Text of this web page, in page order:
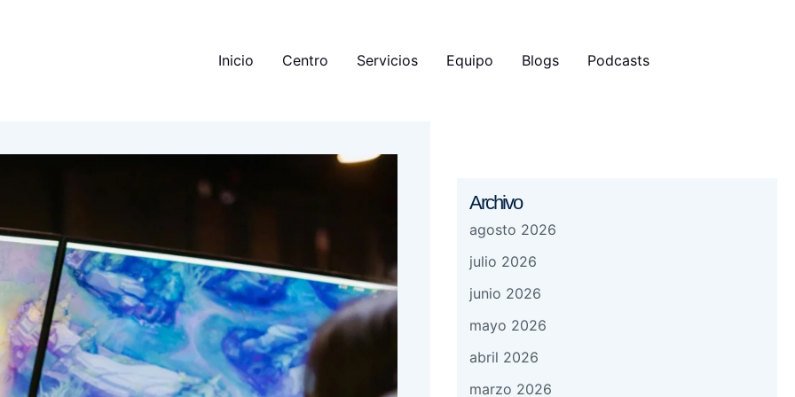
Inicio Centro Servicios Equipo Blogs Podcasts
Archivo
agosto 2026
julio 2026
junio 2026
mayo 2026
abril 2026
marzo 2026